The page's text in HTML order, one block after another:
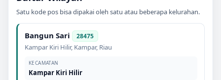
Satu kode pos bisa dipakai oleh satu atau beberapa kelurahan.
Bangun Sari 28475
Kampar Kiri Hilir, Kampar, Riau
KECAMATAN
Kampar Kiri Hilir